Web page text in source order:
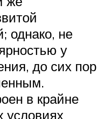
однако, не
у
до сих пор
в крайне
условиях